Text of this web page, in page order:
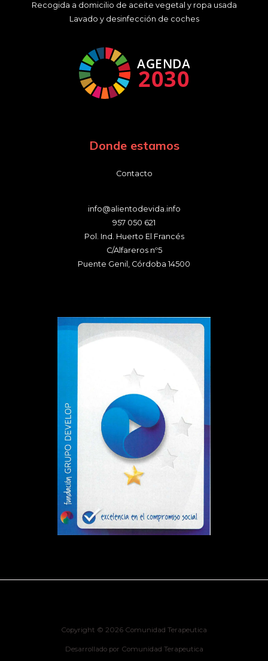
Recogida a domicilio de aceite vegetal y ropa usada
Lavado y desinfección de coches
Donde estamos
Contacto
info@alientodevida.info
957 050 621
Pol. Ind. Huerto El Francés
C/Alfareros nº5
Puente Genil
Córdoba 14500
Copyright © 2026 Comunidad Terapeutica
Desarrollado por Comunidad Terapeutica